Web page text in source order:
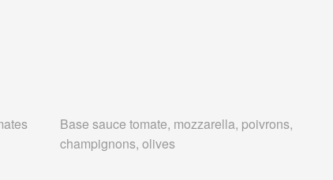
Base sauce tomate, mozzarella, poivrons,
champignons, olives